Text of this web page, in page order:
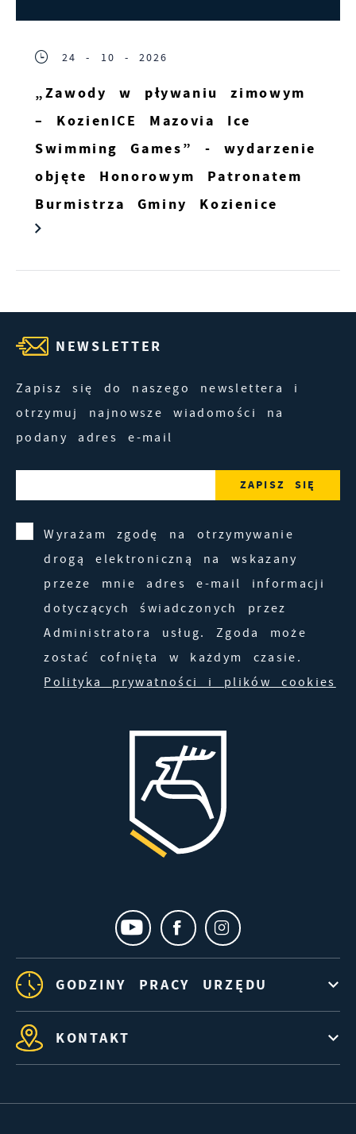
24 - 10 - 2026
„Zawody w pływaniu zimowym
– KozienICE Mazovia Ice
Swimming Games” - wydarzenie
objęte Honorowym Patronatem
Burmistrza Gminy Kozienice
NEWSLETTER
Zapisz się do naszego newslettera i
otrzymuj najnowsze wiadomości na
podany adres e-mail
Wyrażam zgodę na otrzymywanie
drogą elektroniczną na wskazany
przeze mnie adres e-mail informacji
dotyczących świadczonych przez
Administratora usług. Zgoda może
zostać cofnięta w każdym czasie.
Polityka prywatności i plików cookies
GODZINY PRACY URZĘDU
KONTAKT